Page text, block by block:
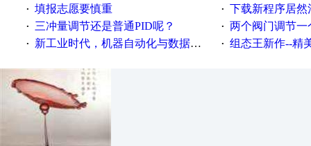
· 填报志愿要慎重 · 下载新程序居然
· 三冲量调节还是普通PID呢？ · 两个阀门调节
· 新工业时代，机器自动化与数据完美结合！ · 组态王新作--精美